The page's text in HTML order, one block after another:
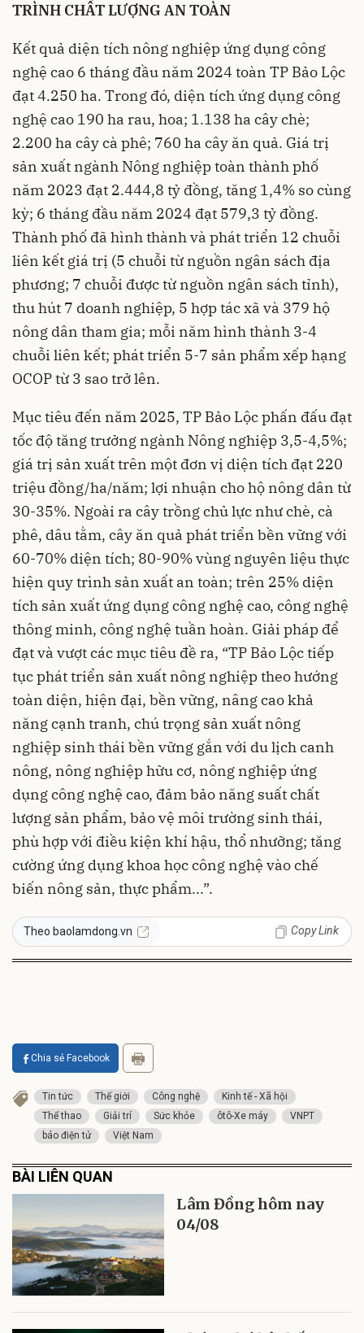
TRÌNH CHẤT LƯỢNG AN TOÀN
Kết quả diện tích nông nghiệp ứng dụng công
nghệ cao 6 tháng đầu năm 2024 toàn TP Bảo Lộc
đạt 4.250 ha. Trong đó, diện tích ứng dụng công
nghệ cao 190 ha rau, hoa; 1.138 ha cây chè;
2.200 ha cây cà phê; 760 ha cây ăn quả. Giá trị
sản xuất ngành Nông nghiệp toàn thành phố
năm 2023 đạt 2.444,8 tỷ đồng, tăng 1,4% so cùng
kỳ; 6 tháng đầu năm 2024 đạt 579,3 tỷ đồng.
Thành phố đã hình thành và phát triển 12 chuỗi
liên kết giá trị (5 chuỗi từ nguồn ngân sách địa
phương; 7 chuỗi được từ nguồn ngân sách tỉnh),
thu hút 7 doanh nghiệp, 5 hợp tác xã và 379 hộ
nông dân tham gia; mỗi năm hình thành 3-4
chuỗi liên kết; phát triển 5-7 sản phẩm xếp hạng
OCOP từ 3 sao trở lên.
Mục tiêu đến năm 2025, TP Bảo Lộc phấn đấu đạt
tốc độ tăng trưởng ngành Nông nghiệp 3,5-4,5%;
giá trị sản xuất trên một đơn vị diện tích đạt 220
triệu đồng/ha/năm; lợi nhuận cho hộ nông dân từ
30-35%. Ngoài ra cây trồng chủ lực như chè, cà
phê, dâu tằm, cây ăn quả phát triển bền vững với
60-70% diện tích; 80-90% vùng nguyên liệu thực
hiện quy trình sản xuất an toàn; trên 25% diện
tích sản xuất ứng dụng công nghệ cao, công nghệ
thông minh, công nghệ tuần hoàn. Giải pháp để
đạt và vượt các mục tiêu đề ra, “TP Bảo Lộc tiếp
tục phát triển sản xuất nông nghiệp theo hướng
toàn diện, hiện đại, bền vững, nâng cao khả
năng cạnh tranh, chú trọng sản xuất nông
nghiệp sinh thái bền vững gắn với du lịch canh
nông, nông nghiệp hữu cơ, nông nghiệp ứng
dụng công nghệ cao, đảm bảo năng suất chất
lượng sản phẩm, bảo vệ môi trường sinh thái,
phù hợp với điều kiện khí hậu, thổ nhưỡng; tăng
cường ứng dụng khoa học công nghệ vào chế
biến nông sản, thực phẩm...”.
Theo baolamdong.vn Copy Link
Chia sẻ Facebook
Tin tức Thế giới Công nghệ
Kinh tế - Xã hội
Thể thao
Giải trí Sức khỏe ôtô-Xe máy
VNPT
báo điện tử
Việt Nam
BÀI LIÊN QUAN
Lâm Đồng hôm nay
04/08